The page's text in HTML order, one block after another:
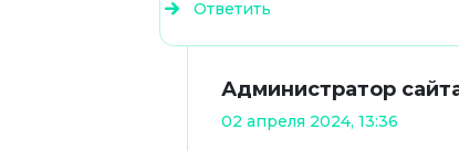
Ответить
Администратор
02 апреля 2024, 13:36